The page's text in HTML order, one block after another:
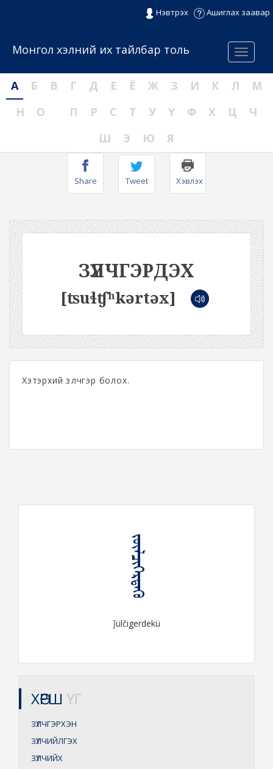
Нэвтрэх Ашиглах заавар
Menu
Монгол хэлний их тайлбар толь
А Б В Г Д Е Ё Ж З И К Л
М
Н
О П Р С Т У Ү Ф Х Ц
Ч
Ш
Э Ю Я
Share Tweet Хэвлэх
ЗҮЛЧГЭРДЭХ
[ʦuɬʧʰkərtəx]
Хэтэрхий зүлчгэр болох.
ᠵᠦᠯᠴᠢᠭᠡᠷᠳᠡᠬᠦ
ǰülčigerdekü
ХӨРШ ҮГ
ЗҮЛЧГЭРХЭН
ЗҮЛЧИЙЛГЭХ
ЗҮЛЧИЙХ